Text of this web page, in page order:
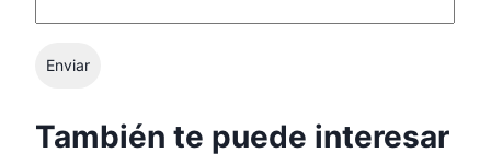
También te puede interesar